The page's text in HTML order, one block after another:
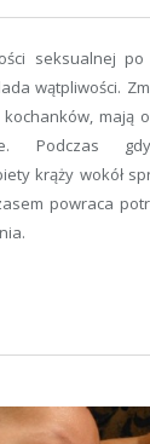
seksualnej
wątpliwości.
mają
Podczas gdy
krąży wokół
powraca